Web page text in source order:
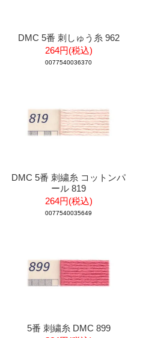
DMC 5番 刺しゅう糸 962
264円(税込)
0077540036370
DMC 5番 刺繍糸 コットンパ
ール 819
264円(税込)
0077540035649
5番 刺繍糸 DMC 899